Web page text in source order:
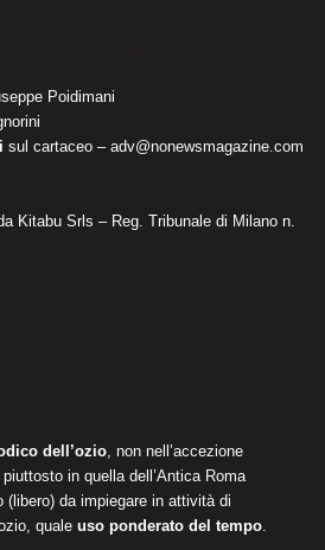
Poidimani
sul cartaceo – adv@nonewsmagazine.com
Kitabu Srls – Reg. Tribunale di Milano n.
dell’ozio, non nell’accezione
in quella dell’Antica Roma
(libero) da impiegare in attività di
quale uso ponderato del tempo.